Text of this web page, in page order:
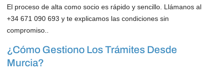
El proceso de alta como socio es rápido y sencillo. Llámanos al
+34 671 090 693 y te explicamos las condiciones sin
compromiso..
¿Cómo Gestiono Los Trámites Desde
Murcia?